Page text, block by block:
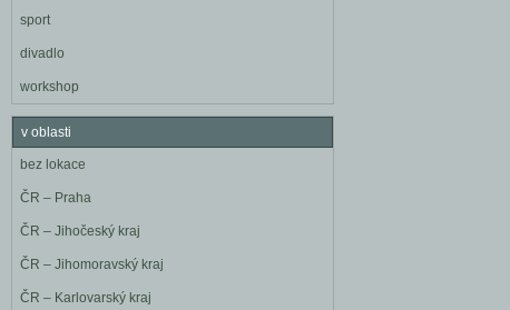
sport
divadlo
workshop
v oblasti
bez lokace
ČR – Praha
ČR – Jihočeský kraj
ČR – Jihomoravský kraj
ČR – Karlovarský kraj